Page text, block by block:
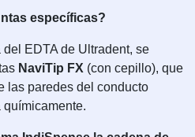
específicas?
EDTA de Ultradent, se
NaviTip FX (con cepillo), que
las paredes del conducto
químicamente.